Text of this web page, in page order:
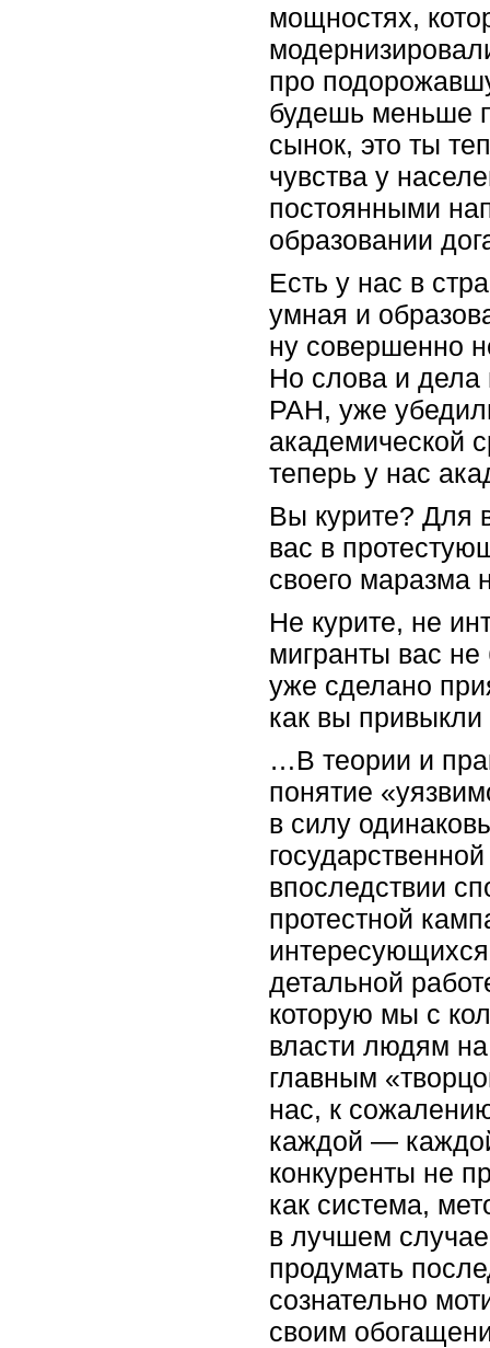
мощностях,
про
будешь меньше
сынок, это ты
чувства у
постоянными
образовании
Есть у нас в
умная и
ну совершенно
Но слова и дела
РАН, уже
академической
теперь у нас
Вы курите? Для
вас в
своего маразма
Не курите, не
мигранты вас не
уже сделано
как вы
…В теории и
понятие
в силу
впоследствии
протестной
детальной
которую мы с
власти людям
главным
нас, к
каждой ―
конкуренты не
как система,
в лучшем
продумать
сознательно
своим